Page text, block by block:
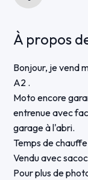
À propos
Bonjour, je vend
A2 .
Moto encore
entrenue avec
garage à l'abri.
Temps de
Vendu avec
Pour plus de